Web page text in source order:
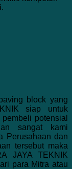
block yang
siap untuk
potensial
sangat kami
Perusahaan dan
tersebut maka
JAYA TEKNIK
para Mitra atau